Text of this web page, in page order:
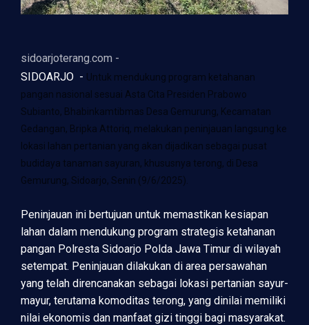
sidoarjoterang.com -
SIDOARJO - Untuk mendukung program ketahanan
pangan nasional sesuai Asta Cita Presiden Prabowo
Subianto, Bhabinkamtibmas Desa Gemurung, Kecamatan
Gedangan, Bripka Attoriq, melakukan peninjauan langsung ke
lokasi lahan pertanian yang akan dijadikan sebagai pusat
budidaya tanaman sayuran, khususnya terong, di Desa
Gemurung, Sidoarjo, Senin (9/6/2025).
Peninjauan ini bertujuan untuk memastikan kesiapan
lahan dalam mendukung program strategis ketahanan
pangan Polresta Sidoarjo Polda Jawa Timur di wilayah
setempat. Peninjauan dilakukan di area persawahan
yang telah direncanakan sebagai lokasi pertanian sayur-
mayur, terutama komoditas terong, yang dinilai memiliki
nilai ekonomis dan manfaat gizi tinggi bagi masyarakat.